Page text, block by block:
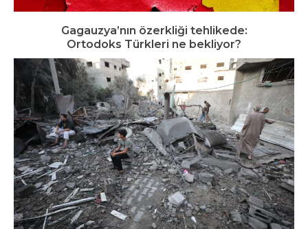
Gagauzya’nın özerkliği tehlikede:
Ortodoks Türkleri ne bekliyor?